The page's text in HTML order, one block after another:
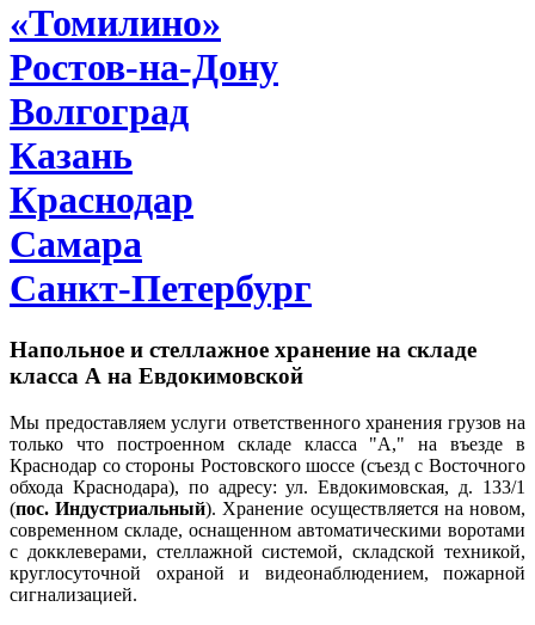
«Томилино»
Ростов-на-Дону
Волгоград
Казань
Краснодар
Самара
Санкт-Петербург
Напольное и стеллажное хранение на складе
класса А на Евдокимовской
Мы предоставляем услуги ответственного хранения грузов на
только что построенном складе класса "А," на въезде в
Краснодар со стороны Ростовского шоссе (съезд с Восточного
обхода Краснодара), по адресу: ул. Евдокимовская, д. 133/1
(пос. Индустриальный). Хранение осуществляется на новом,
современном складе, оснащенном автоматическими воротами
с докклеверами, стеллажной системой, складской техникой,
круглосуточной охраной и видеонаблюдением, пожарной
сигнализацией.